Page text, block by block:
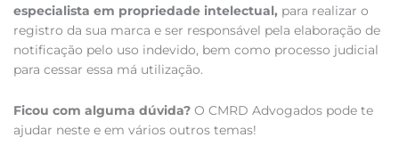
especialista em propriedade intelectual, para realizar o
registro da sua marca e ser responsável pela elaboração de
notificação pelo uso indevido, bem como processo judicial
para cessar essa má utilização.
Ficou com alguma dúvida? O CMRD Advogados pode te
ajudar neste e em vários outros temas!